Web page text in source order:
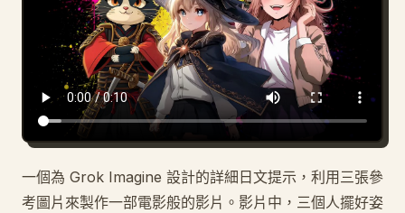
下載
部落格
一個為 Grok Imagine 設計的詳細日文提示，利用三張參
考圖片來製作一部電影般的影片。影片中，三個人擺好姿